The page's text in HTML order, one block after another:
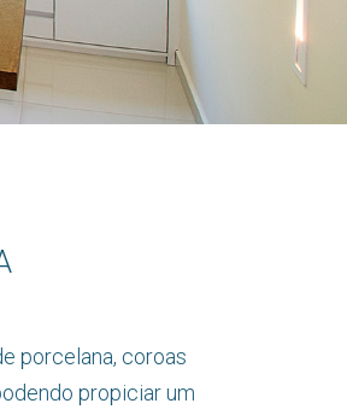
porcelana, coroas
propiciar um